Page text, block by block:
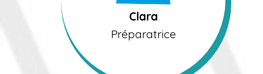
Clara
Préparatrice